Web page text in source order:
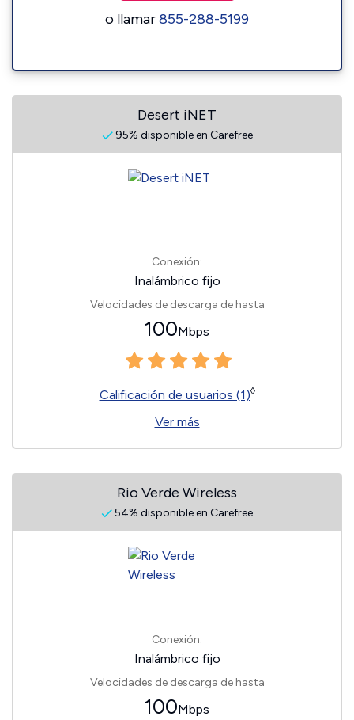
o llamar855-288-5199
Desert iNET
95% disponible en Carefree
Conexión:
Inalámbrico fijo
Velocidades de descarga de hasta
100Mbps
Calificación de usuarios (1)◊
Ver más
Rio Verde Wireless
54% disponible en Carefree
Conexión:
Inalámbrico fijo
Velocidades de descarga de hasta
100Mbps